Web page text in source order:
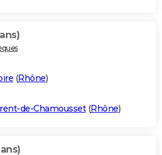
(Rhône)
de-Chamousset(Rhône)